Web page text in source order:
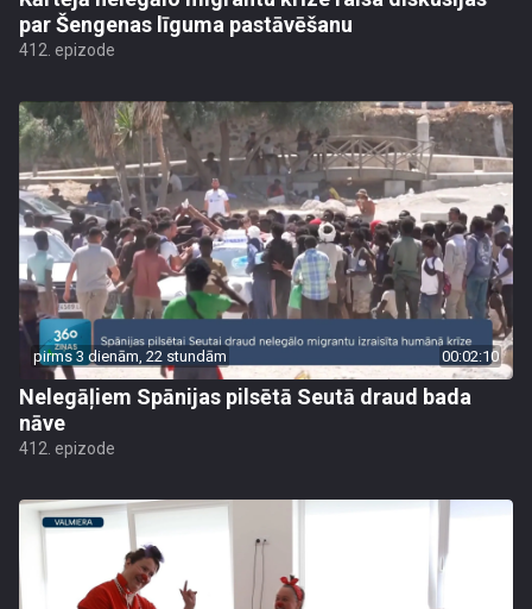
par Šengenas līguma pastāvēšanu
412. epizode
pirms 3 dienām, 22 stundām 00:02:10
Nelegāļiem Spānijas pilsētā Seutā draud bada
nāve
412. epizode